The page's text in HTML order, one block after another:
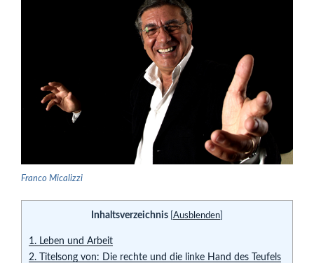
Franco Micalizzi
Inhaltsverzeichnis Ausblenden
1. Leben und Arbeit
2. Titelsong von: Die rechte und die linke Hand des Teufels